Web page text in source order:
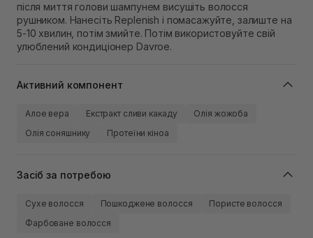
після миття голови шампунем висушіть волосся
рушником. Нанесіть Replenish і помасажуйте, залиште на
5-10 хвилин, потім змийте. Потім використовуйте свій
улюблений кондиціонер Davroe.
Активний компонент
Алое вера Екстракт сливи какаду
Олія жожоба
Олія соняшнику
Протеїни кіноа
Засіб за потребою
Сухе волосся Пошкоджене волосся
Пористе волосся
Фарбоване волосся